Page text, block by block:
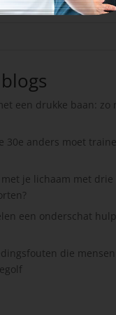
een drukke baan: zo
30e anders moet
je lichaam met drie
een onderschat
die